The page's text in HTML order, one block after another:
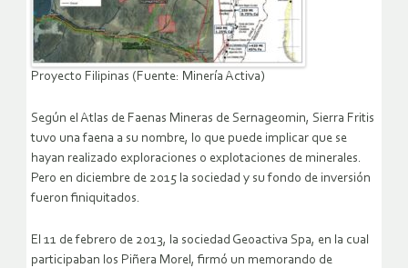
Proyecto Filipinas (Fuente: Minería Activa)
Según el Atlas de Faenas Mineras de Sernageomin, Sierra Fritis
tuvo una faena a su nombre, lo que puede implicar que se
hayan realizado exploraciones o explotaciones de minerales.
Pero en diciembre de 2015 la sociedad y su fondo de inversión
fueron finiquitados.
El 11 de febrero de 2013, la sociedad Geoactiva Spa, en la cual
participaban los Piñera Morel, firmó un memorando de